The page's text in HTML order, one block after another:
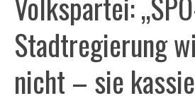
Stadtregierung
nicht – sie